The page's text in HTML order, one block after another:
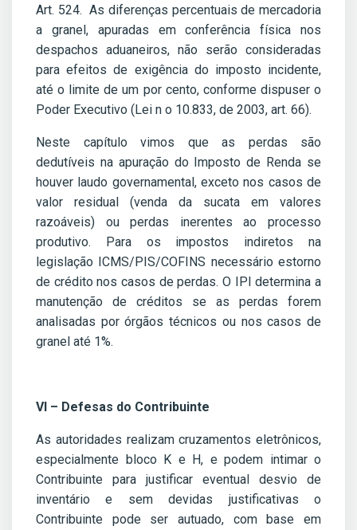
Art. 524. As diferenças percentuais de mercadoria
a granel, apuradas em conferência física nos
despachos aduaneiros, não serão consideradas
para efeitos de exigência do imposto incidente,
até o limite de um por cento, conforme dispuser o
Poder Executivo (Lei n o 10.833, de 2003, art. 66).
Neste capítulo vimos que as perdas são
dedutíveis na apuração do Imposto de Renda se
houver laudo governamental, exceto nos casos de
valor residual (venda da sucata em valores
razoáveis) ou perdas inerentes ao processo
produtivo. Para os impostos indiretos na
legislação ICMS/PIS/COFINS necessário estorno
de crédito nos casos de perdas. O IPI determina a
manutenção de créditos se as perdas forem
analisadas por órgãos técnicos ou nos casos de
granel até 1%.
VI – Defesas do Contribuinte
As autoridades realizam cruzamentos eletrônicos,
especialmente bloco K e H, e podem intimar o
Contribuinte para justificar eventual desvio de
inventário e sem devidas justificativas o
Contribuinte pode ser autuado, com base em